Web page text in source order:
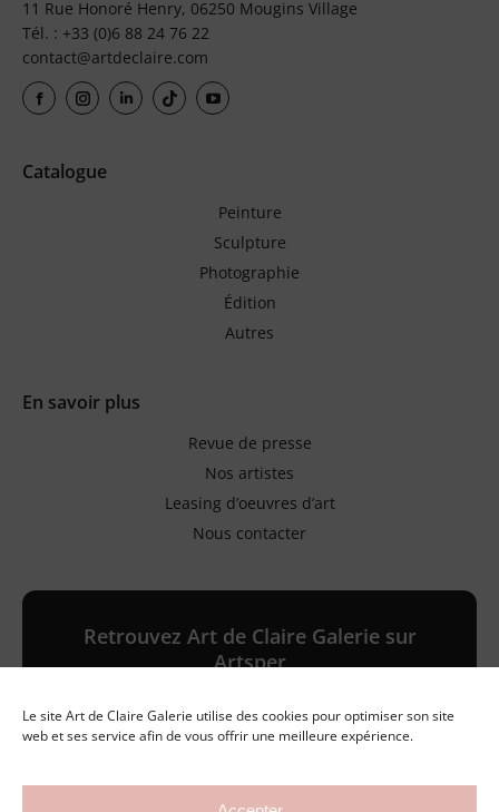
Le site Art de Claire Galerie utilise des cookies pour optimiser son site
web et ses service afin de vous offrir une meilleure expérience.
11 Rue Honoré Henry, 06250 Mougins Village
Tél. : +33 (0)6 88 24 76 22
contact@artdeclaire.com
Catalogue
Peinture
Sculpture
Photographie
Édition
Autres
En savoir plus
Revue de presse
Nos artistes
Leasing d’oeuvres d’art
Nous contacter
Retrouvez Art de Claire Galerie sur
Artsper
Galerie en ligne